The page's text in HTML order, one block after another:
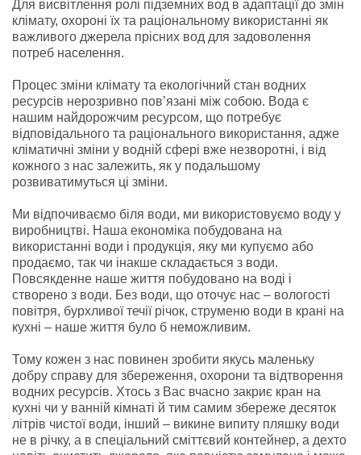
Для висвітлення ролі підземних вод в адаптації до змін
клімату, охороні їх та раціональному використанні як
важливого джерела прісних вод для задоволення
потреб населення.
Процес зміни клімату та екологічний стан водних
ресурсів нерозривно пов’язані між собою. Вода є
нашим найдорожчим ресурсом, що потребує
відповідального та раціонального використання, адже
кліматичні зміни у водній сфері вже незворотні, і від
кожного з нас залежить, як у подальшому
розвиватимуться ці зміни.
Ми відпочиваємо біля води, ми використовуємо воду у
виробництві. Наша економіка побудована на
використанні води і продукція, яку ми купуємо або
продаємо, так чи інакше складається з води.
Повсякденне наше життя побудовано на воді і
створено з води. Без води, що оточує нас – вологості
повітря, бурхливої течії річок, струменю води в крані на
кухні – наше життя було б неможливим.
Тому кожен з нас повинен зробити якусь маленьку
добру справу для збереження, охорони та відтворення
водних ресурсів. Хтось з Вас вчасно закриє кран на
кухні чи у ванній кімнаті й тим самим збереже десяток
літрів чистої води, інший – викине випиту пляшку води
не в річку, а в спеціальний сміттєвий контейнер, а дехто